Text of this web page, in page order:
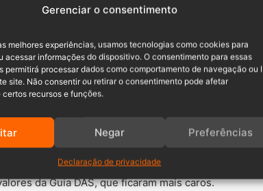
Gerenciar o consentimento
melhores experiências, usamos tecnologias como cookies para
acessar informações do dispositivo. O consentimento para essas
permitirá processar dados como comportamento de navegação ou
site. Não consentir ou retirar o consentimento pode afetar
recursos e funções.
Negar Preferências
Declaração de privacidade
por exemplo, de
a contadora.
de emissão de notas fiscais e da
em nome da empresa bloqueadas.
janeiro deste ano. Sendo assim, o valor passou
da Guia DAS, que ficaram mais caros.